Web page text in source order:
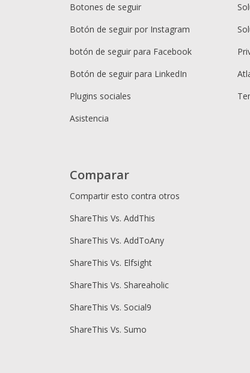
Botones de seguir
Botón de seguir por Instagram
botón de seguir para Facebook
Botón de seguir para LinkedIn
Plugins sociales
Asistencia
Comparar
Compartir esto contra otros
ShareThis Vs. AddThis
ShareThis Vs. AddToAny
ShareThis Vs. Elfsight
ShareThis Vs. Shareaholic
ShareThis Vs. Social9
ShareThis Vs. Sumo